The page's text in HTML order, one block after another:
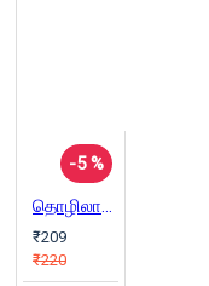
-5 %
தொழிலாளர் முன்னேற்ற சங்கப் பேரவையின் வரலாறு
₹209
₹220